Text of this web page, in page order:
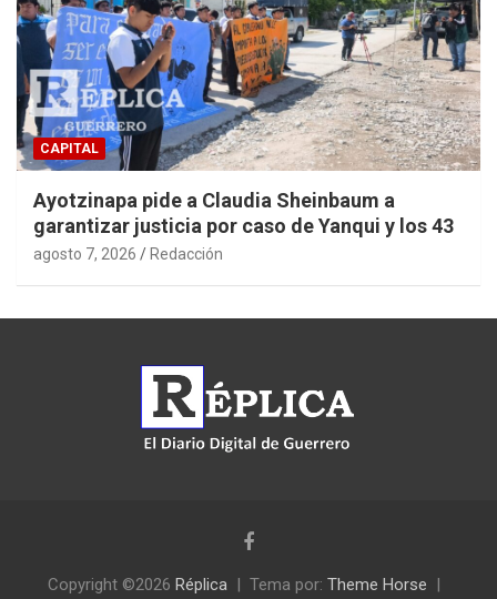
CAPITAL
Ayotzinapa pide a Claudia Sheinbaum a
garantizar justicia por caso de Yanqui y los 43
agosto 7, 2026 Redacción
Copyright ©2026 Réplica Tema por: Theme Horse